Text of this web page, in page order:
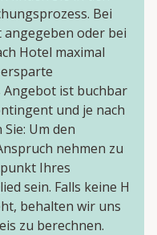
Bei
oder bei
Hotel maximal
ist buchbar
und je nach
Um den
nehmen zu
Ihres
sein. Falls keine H
behalten wir uns
zu berechnen.